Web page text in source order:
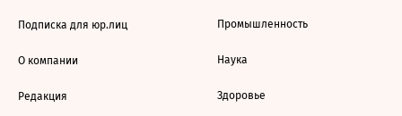
Подписка для юр.лиц
О компании
Редакция
Промышленность
Наука
Здоровье